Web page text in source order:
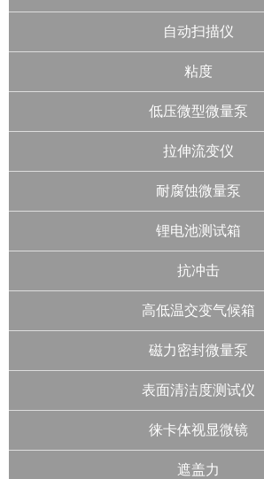
自动扫描仪
粘度
低压微型微量泵
拉伸流变仪
耐腐蚀微量泵
锂电池测试箱
抗冲击
高低温交变气候箱
磁力密封微量泵
表面清洁度测试仪
徕卡体视显微镜
遮盖力